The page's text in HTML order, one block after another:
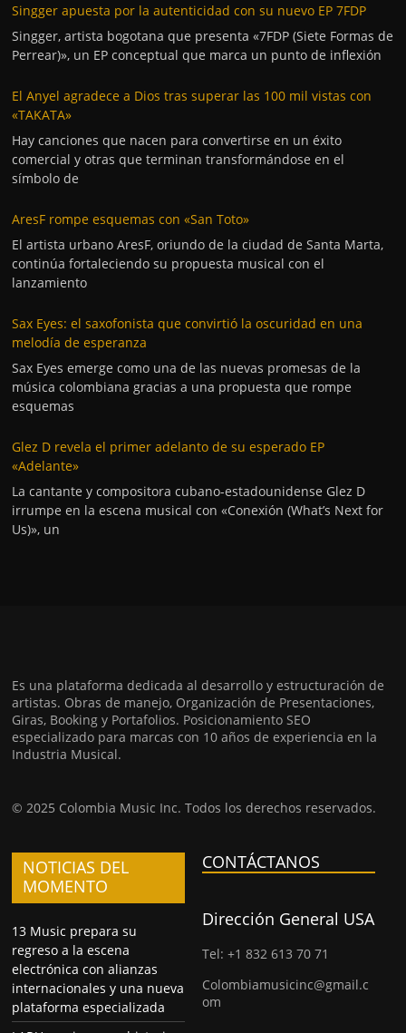
Singger apuesta por la autenticidad con su nuevo EP 7FDP
Singger, artista bogotana que presenta «7FDP (Siete Formas de
Perrear)», un EP conceptual que marca un punto de inflexión
El Anyel agradece a Dios tras superar las 100 mil vistas con
«TAKATA»
Hay canciones que nacen para convertirse en un éxito
comercial y otras que terminan transformándose en el
símbolo de
AresF rompe esquemas con «San Toto»
El artista urbano AresF, oriundo de la ciudad de Santa Marta,
continúa fortaleciendo su propuesta musical con el
lanzamiento
Sax Eyes: el saxofonista que convirtió la oscuridad en una
melodía de esperanza
Sax Eyes emerge como una de las nuevas promesas de la
música colombiana gracias a una propuesta que rompe
esquemas
Glez D revela el primer adelanto de su esperado EP
«Adelante»
La cantante y compositora cubano-estadounidense Glez D
irrumpe en la escena musical con «Conexión (What’s Next for
Us)», un
Es una plataforma dedicada al desarrollo y estructuración de
artistas. Obras de manejo, Organización de Presentaciones,
Giras, Booking y Portafolios. Posicionamiento SEO
especializado para marcas con 10 años de experiencia en la
Industria Musical.
© 2025 Colombia Music Inc. Todos los derechos reservados.
NOTICIAS DEL
MOMENTO
13 Music prepara su
regreso a la escena
electrónica con alianzas
internacionales y una nueva
plataforma especializada
CONTÁCTANOS
Dirección General USA
Tel: +1 832 613 70 71
Colombiamusicinc@gmail.c
om